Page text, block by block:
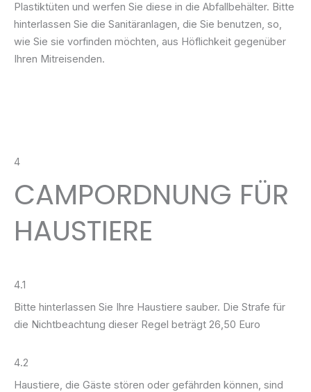
Plastiktüten und werfen Sie diese in die Abfallbehälter. Bitte
hinterlassen Sie die Sanitäranlagen, die Sie benutzen, so,
wie Sie sie vorfinden möchten, aus Höflichkeit gegenüber
Ihren Mitreisenden.
4
CAMPORDNUNG FÜR
HAUSTIERE
4.1
Bitte hinterlassen Sie Ihre Haustiere sauber. Die Strafe für
die Nichtbeachtung dieser Regel beträgt 26,50 Euro
4.2
Haustiere, die Gäste stören oder gefährden können, sind